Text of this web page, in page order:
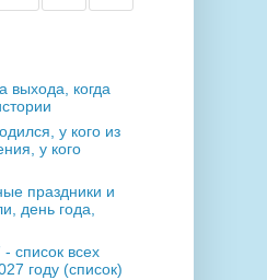
выхода, когда
у кого из
у кого
праздники и
день года,
список всех
году (список)